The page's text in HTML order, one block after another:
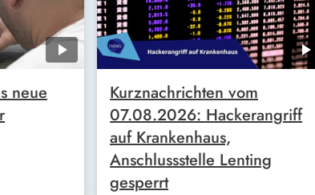
neue
Kurznachrichten vom
07.08.2026: Hackerangriff
auf Krankenhaus,
Anschlussstelle Lenting
gesperrt